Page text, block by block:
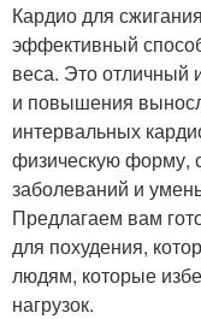
Кардио для
эффективный
веса. Это отличный
и повышения
интервальных
физическую форму,
заболеваний и
Предлагаем вам
для похудения,
людям, которые
нагрузок.